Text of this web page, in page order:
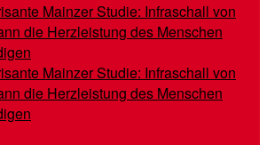
Mainzer Studie: Infraschall von
die Herzleistung des Menschen
Mainzer Studie: Infraschall von
die Herzleistung des Menschen